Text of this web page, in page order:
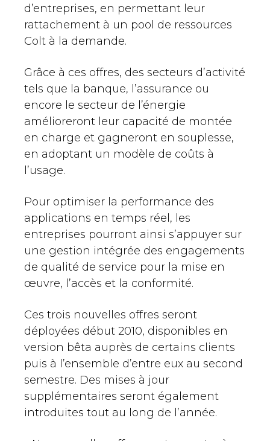
d’entreprises, en permettant leur
rattachement à un pool de ressources
Colt à la demande.
Grâce à ces offres, des secteurs d’activité
tels que la banque, l’assurance ou
encore le secteur de l’énergie
amélioreront leur capacité de montée
en charge et gagneront en souplesse,
en adoptant un modèle de coûts à
l’usage.
Pour optimiser la performance des
applications en temps réel, les
entreprises pourront ainsi s’appuyer sur
une gestion intégrée des engagements
de qualité de service pour la mise en
œuvre, l’accès et la conformité.
Ces trois nouvelles offres seront
déployées début 2010, disponibles en
version bêta auprès de certains clients
puis à l’ensemble d’entre eux au second
semestre. Des mises à jour
supplémentaires seront également
introduites tout au long de l’année.